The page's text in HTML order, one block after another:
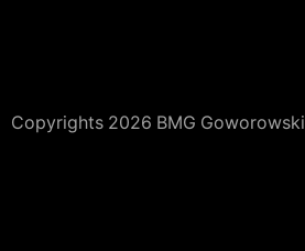
Copyrights 2026 BMG Goworowski